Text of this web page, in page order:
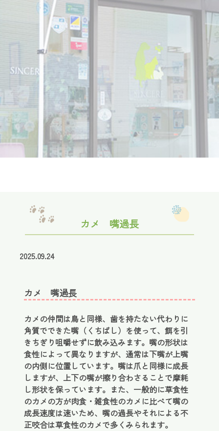
カメ 嘴過長
2025.09.24
カメ 嘴過長
カメの仲間は鳥と同様、歯を持たない代わりに
角質でできた嘴（くちばし）を使って、餌を引
きちぎり咀嚼せずに飲み込みます。嘴の形状は
食性によって異なりますが、通常は下嘴が上嘴
の内側に位置しています。嘴は爪と同様に成長
しますが、上下の嘴が擦り合わさることで摩耗
し形状を保っています。また、一般的に草食性
のカメの方が肉食・雑食性のカメに比べて嘴の
成長速度は速いため、嘴の過長やそれによる不
正咬合は草食性のカメで多くみられます。